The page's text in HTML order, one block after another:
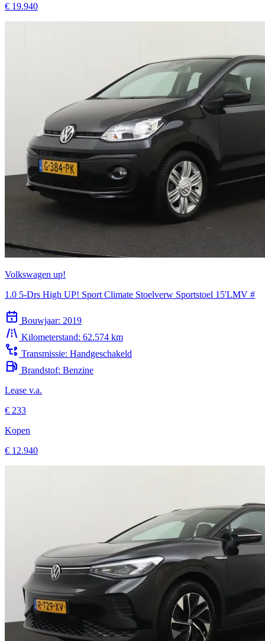
€ 19.940
Volkswagen up!
1.0 5-Drs High UP! Sport Climate Stoelverw Sportstoel 15'LMV #
Bouwjaar: 2019
Kilometerstand: 62.574 km
Transmissie: Handgeschakeld
Brandstof: Benzine
Lease v.a.
€ 233
Kopen
€ 12.940